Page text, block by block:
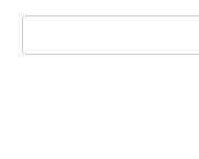
Поиск: